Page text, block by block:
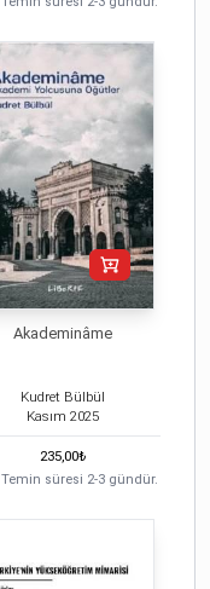
Akademinâme
Kudret Bülbül
Kasım 2025
235,00₺
Temin süresi 2-3 gündür.